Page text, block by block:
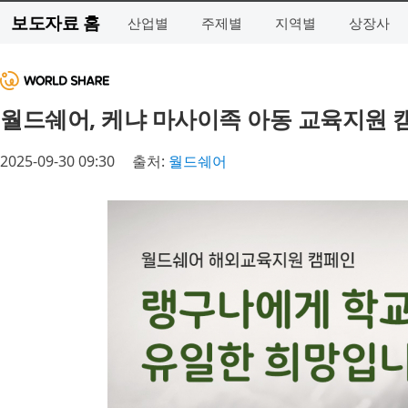
보도자료 홈 산업별 주제별 지역별 상장사
월드쉐어, 케냐 마사이족 아동 교육지원
2025-09-30 09:30 출처: 월드쉐어